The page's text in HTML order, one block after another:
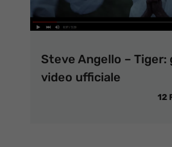
Steve Angello – Tiger:
video ufficiale
12